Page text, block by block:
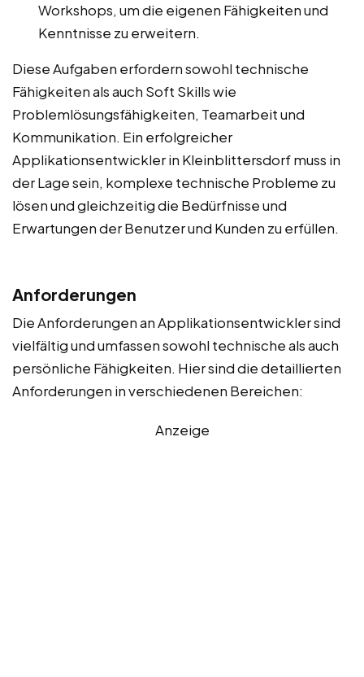
Workshops, um die eigenen Fähigkeiten und
Kenntnisse zu erweitern.
Diese Aufgaben erfordern sowohl technische
Fähigkeiten als auch Soft Skills wie
Problemlösungsfähigkeiten, Teamarbeit und
Kommunikation. Ein erfolgreicher
Applikationsentwickler in Kleinblittersdorf muss in
der Lage sein, komplexe technische Probleme zu
lösen und gleichzeitig die Bedürfnisse und
Erwartungen der Benutzer und Kunden zu erfüllen.
Anforderungen
Die Anforderungen an Applikationsentwickler sind
vielfältig und umfassen sowohl technische als auch
persönliche Fähigkeiten. Hier sind die detaillierten
Anforderungen in verschiedenen Bereichen:
Anzeige